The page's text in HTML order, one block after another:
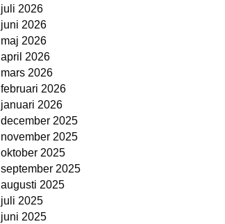
juli 2026
juni 2026
maj 2026
april 2026
mars 2026
februari 2026
januari 2026
december 2025
november 2025
oktober 2025
september 2025
augusti 2025
juli 2025
juni 2025